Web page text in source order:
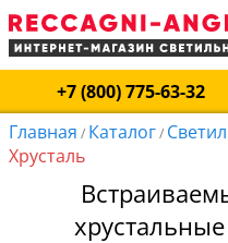
+7 (800) 775-63-32
Главная / Каталог/
Хрусталь